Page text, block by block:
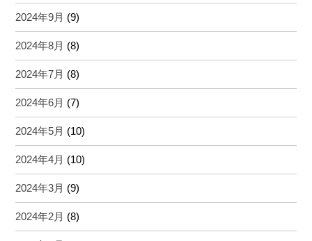
2024年9月 (9)
2024年8月 (8)
2024年7月 (8)
2024年6月 (7)
2024年5月 (10)
2024年4月 (10)
2024年3月 (9)
2024年2月 (8)